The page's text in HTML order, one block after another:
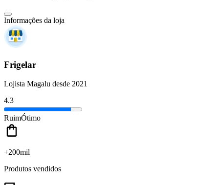
Informações da loja
Frigelar
Lojista Magalu desde 2021
4.3
RuimÓtimo
+200mil
Produtos vendidos